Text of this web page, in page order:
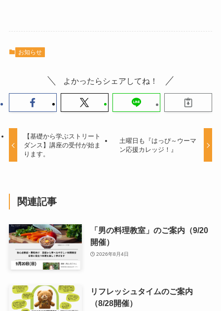
お知らせ
よかったらシェアしてね！
【基礎から学ぶストリート
ダンス】講座の受付が始ま
ります。
土曜日も『はっぴ～ウーマ
ン応援カレッジ！』
関連記事
「男の料理教室」のご案内（9/20
開催）
2026年8月4日
リフレッシュタイムのご案内
（8/28開催）